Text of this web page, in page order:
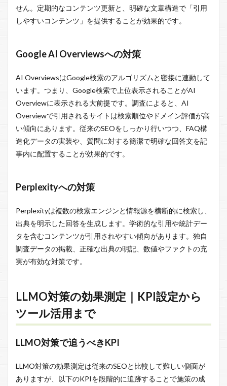
せん。定期的なコンテンツ更新と、明確な文章構造で「引用
しやすいコンテンツ」を提供することが効果的です。
Google AI Overviewsへの対策
AI OverviewsはGoogle検索のアルゴリズムと密接に連動して
います。つまり、Google検索で上位表示されることがAI
Overviewに表示される大前提です。調査によると、AI
Overviewで引用されるサイトは検索順位やドメイン評価が高
い傾向にあります。従来のSEOをしっかり行いつつ、FAQ構
造化データの実装や、質問に対する簡潔で明確な回答文を記
事内に配置することが効果的です。
Perplexityへの対策
Perplexityは複数の検索エンジンと情報源を横断的に検索し、
出典を明示した回答を生成します。学術的な引用や統計デー
タを含むコンテンツが引用されやすい傾向があります。独自
調査データの掲載、正確な出典の明記、数値やファクトの充
実が有効な対策です。
LLMO対策の効果測定｜KPI設定から
ツール活用まで
LLMO対策で追うべきKPI
LLMO対策の効果測定は従来のSEOと比較して難しい側面が
ありますが、以下のKPIを段階的に追跡することで施策の成